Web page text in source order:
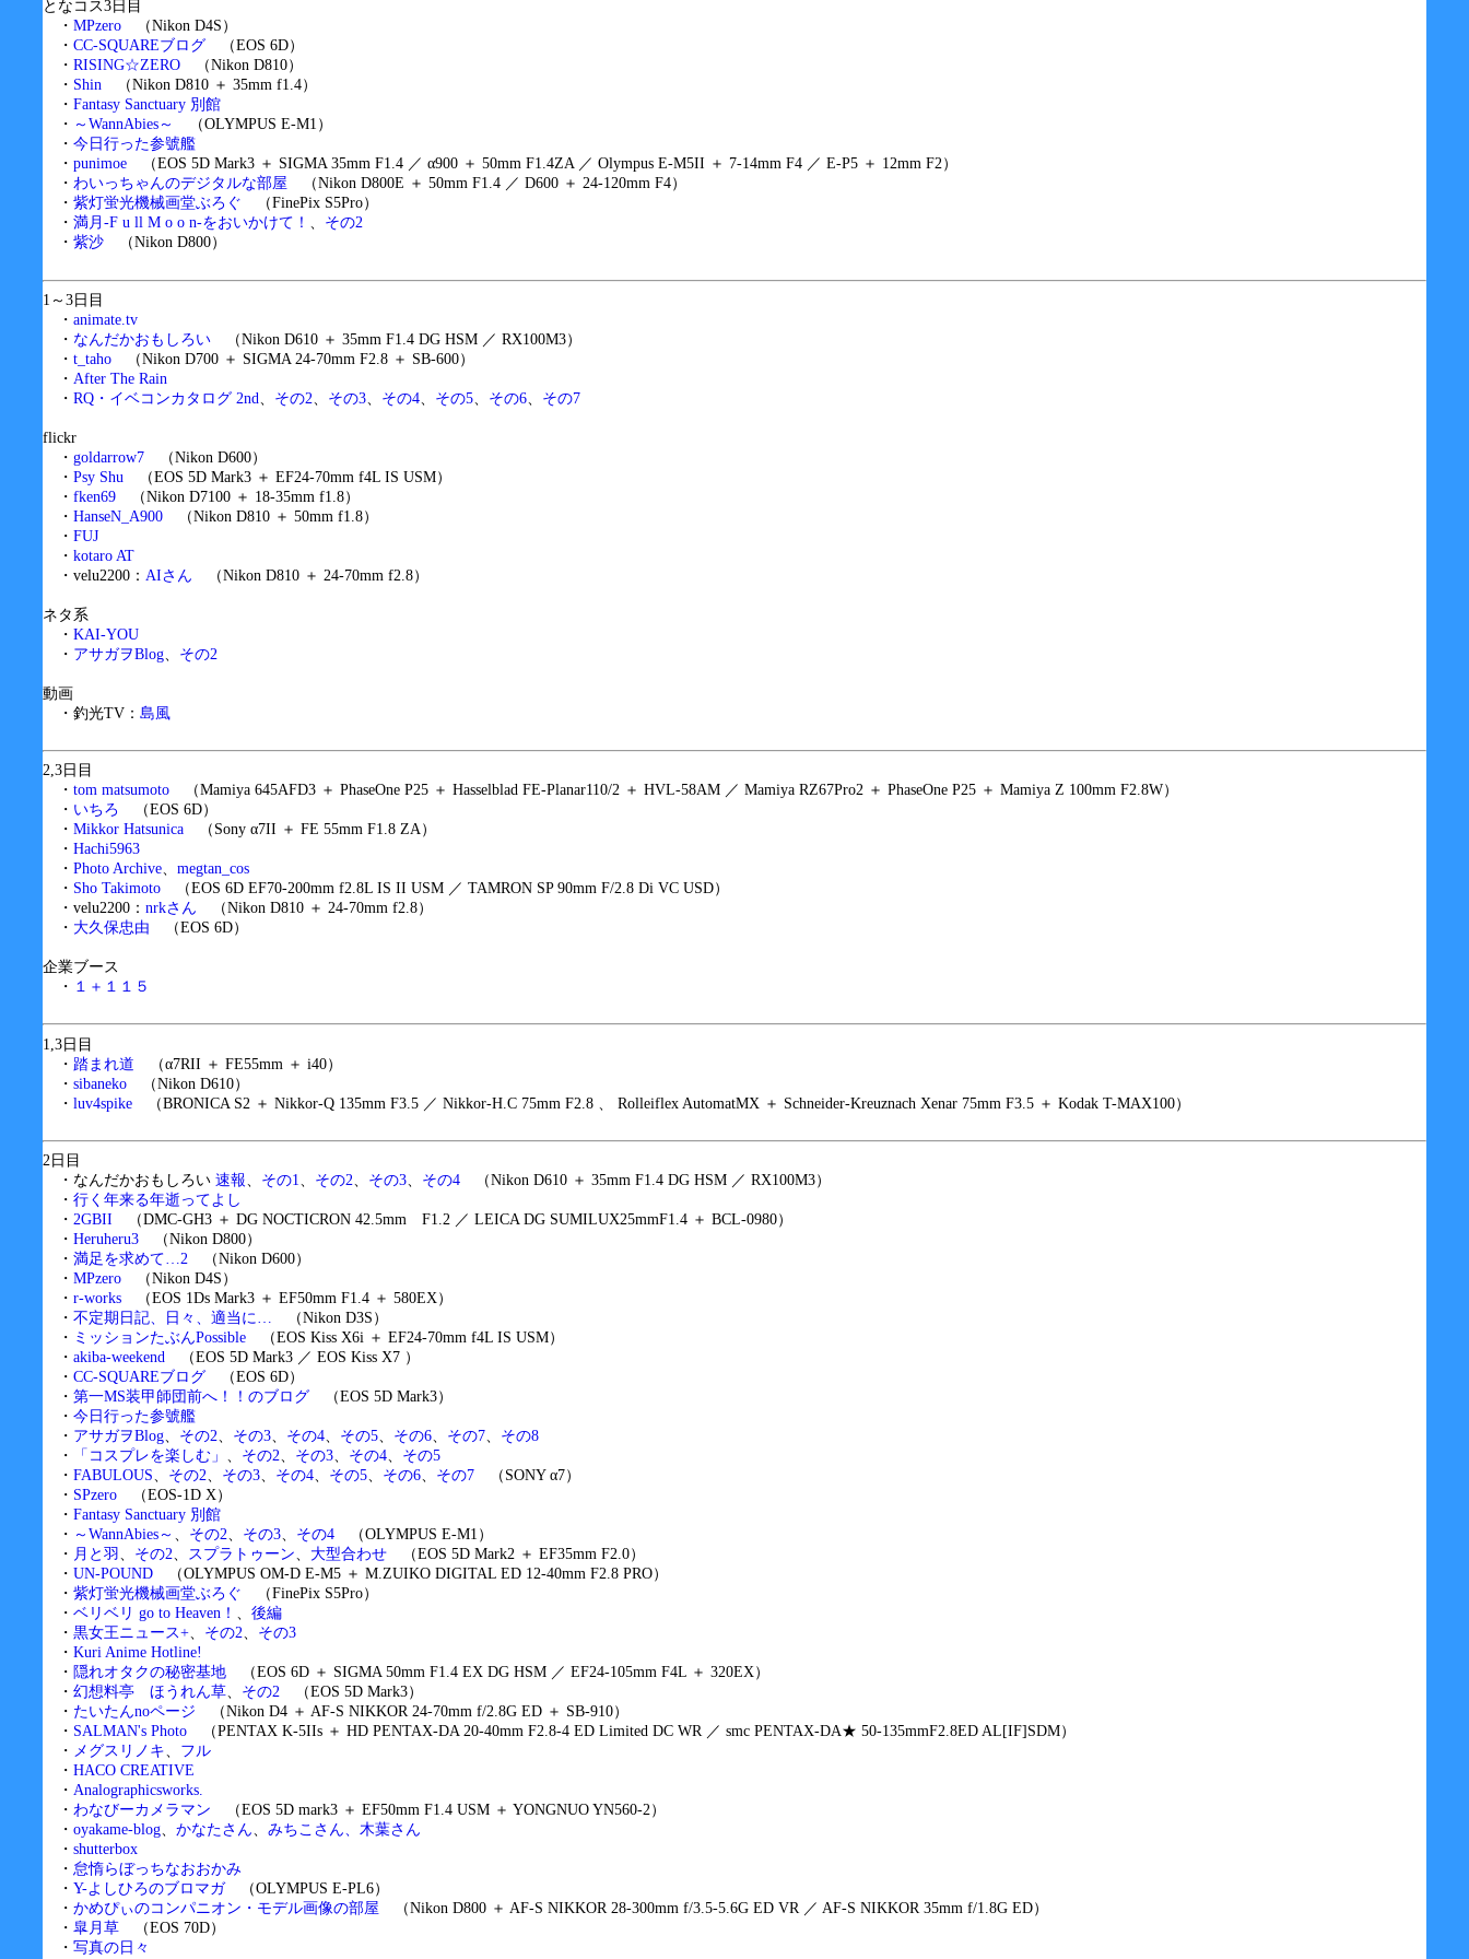
となコス3日目
・ MPzero （Nikon D4S）
・ CC-SQUAREブログ （EOS 6D）
・ RISING☆ZERO （Nikon D810）
・ Shin （Nikon D810 ＋ 35mm f1.4）
・ Fantasy Sanctuary 別館
・ ～WannAbies～
（OLYMPUS E-M1）
・ 今日行った参號艦
・ punimoe （EOS 5D Mark3 ＋ SIGMA 35mm F1.4 ／ α900 ＋ 50mm F1.4ZA ／ Olympus E-M5II ＋ 7-14mm F4 ／ E-P5 ＋ 12mm F2）
・ わいっちゃんのデジタルな部屋 （Nikon D800E ＋ 50mm F1.4 ／ D600 ＋ 24-120mm F4）
・ 紫灯蛍光機械画堂ぶろぐ （FinePix S5Pro）
・ 満月-F u ll M o o n-をおいかけて！ 、 その2
・ 紫沙 （Nikon D800）
1～3日目
・ animate.tv
・ なんだかおもしろい （Nikon D610 ＋ 35mm F1.4 DG HSM ／ RX100M3）
・ t_taho （Nikon D700 ＋ SIGMA 24-70mm F2.8 ＋ SB-600）
・ After The Rain
・ RQ・イベコンカタログ 2nd その2 その3 その4 その5 その6 その7
flickr
・ goldarrow7 （Nikon D600）
・ Psy Shu （EOS 5D Mark3 ＋ EF24-70mm f4L IS USM）
・ fken69 （Nikon D7100 ＋ 18-35mm f1.8）
・ HanseN_A900 （Nikon D810 ＋ 50mm f1.8）
・ FUJ
・ kotaro AT
・velu2200： AIさん （Nikon D810 ＋ 24-70mm f2.8）
ネタ系
・ KAI-YOU
・ アサガヲBlog その2
動画
・釣光TV： 島風
2,3日目
・ tom matsumoto （Mamiya 645AFD3 ＋ PhaseOne P25 ＋ Hasselblad FE-Planar110/2 ＋ HVL-58AM ／ Mamiya RZ67Pro2 ＋ PhaseOne P25 ＋ Mamiya Z 100mm F2.8W）
・ いちろ
（EOS 6D）
・ Mikkor Hatsunica （Sony α7II ＋ FE 55mm F1.8 ZA）
・ Hachi5963
・ Photo Archive
megtan_cos
・ Sho Takimoto （EOS 6D EF70-200mm f2.8L IS II USM ／ TAMRON SP 90mm F/2.8 Di VC USD）
・velu2200： nrkさん （Nikon D810 ＋ 24-70mm f2.8）
・ 大久保忠由 （EOS 6D）
企業ブース
・ １＋１１５
1,3日目
・ 踏まれ道 （α7RII ＋ FE55mm ＋ i40）
・ sibaneko （Nikon D610）
・ luv4spike （BRONICA S2 ＋ Nikkor-Q 135mm F3.5 ／ Nikkor-H.C 75mm F2.8 、 Rolleiflex AutomatMX ＋ Schneider-Kreuznach Xenar 75mm F3.5 ＋ Kodak T-MAX100）
2日目
・なんだかおもしろい 速報 その1 その2 その3 その4 （Nikon D610 ＋ 35mm F1.4 DG HSM ／ RX100M3）
・ 行く年来る年逝ってよし
・ 2GBII （DMC-GH3 ＋ DG NOCTICRON 42.5mm F1.2 ／ LEICA DG SUMILUX25mmF1.4 ＋ BCL-0980）
・ Heruheru3 （Nikon D800）
・ 満足を求めて…2 （Nikon D600）
・ MPzero （Nikon D4S）
・ r-works （EOS 1Ds Mark3 ＋ EF50mm F1.4 ＋ 580EX）
・ 不定期日記、日々、適当に…
（Nikon D3S）
・ ミッションたぶんPossible （EOS Kiss X6i ＋ EF24-70mm f4L IS USM）
・ akiba-weekend （EOS 5D Mark3 ／ EOS Kiss X7 ）
・ CC-SQUAREブログ （EOS 6D）
・ 第一MS装甲師団前へ！！のブログ （EOS 5D Mark3）
・ 今日行った参號艦
・ アサガヲBlog その2 その3 その4 その5 その6 その7
その8
・
「コスプレを楽しむ」 その2 その3 その4
その5
・ FABULOUS その2 その3 その4 その5 その6 その7 （SONY α7）
・ SPzero （EOS-1D X）
・ Fantasy Sanctuary 別館
・ ～WannAbies～ その2 その3 その4 （OLYMPUS E-M1）
・ 月と羽 その2 スプラトゥーン 大型合わせ （EOS 5D Mark2 ＋ EF35mm F2.0）
・ UN-POUND （OLYMPUS OM-D E-M5 ＋ M.ZUIKO DIGITAL ED 12-40mm F2.8 PRO）
・ 紫灯蛍光機械画堂ぶろぐ （FinePix S5Pro）
・ ベリベリ go to Heaven！
後編
・ 黒女王ニュース+ その2
その3
・ Kuri Anime Hotline!
・ 隠れオタクの秘密基地 （EOS 6D ＋ SIGMA 50mm F1.4 EX DG HSM ／ EF24-105mm F4L ＋ 320EX）
・ 幻想料亭 ほうれん草 その2 （EOS 5D Mark3）
・ たいたんnoページ （Nikon D4 ＋ AF-S NIKKOR 24-70mm f/2.8G ED ＋ SB-910）
・ SALMAN's Photo （PENTAX K-5IIs ＋ HD PENTAX-DA 20-40mm F2.8-4 ED Limited DC WR ／ smc PENTAX-DA★ 50-135mmF2.8ED AL[IF]SDM）
・ メグスリノキ
フル
・ HACO CREATIVE
・ Analographicsworks.
・ わなびーカメラマン （EOS 5D mark3 ＋ EF50mm F1.4 USM ＋ YONGNUO YN560-2）
・ oyakame-blog かなたさん
みちこさん、木葉さん
・ shutterbox
・ 怠惰らぼっちなおおかみ
・ Y-よしひろのブロマガ（OLYMPUS E-PL6）
・ かめぴぃのコンパニオン・モデル画像の部屋 （Nikon D800 ＋ AF-S NIKKOR 28-300mm f/3.5-5.6G ED VR ／ AF-S NIKKOR 35mm f/1.8G ED）
・ 皐月草 （EOS 70D）
・ 写真の日々